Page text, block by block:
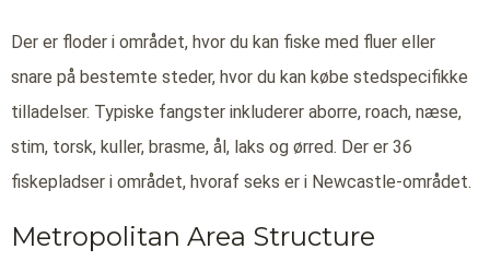
Der er floder i området, hvor du kan fiske med fluer eller
snare på bestemte steder, hvor du kan købe stedspecifikke
tilladelser. Typiske fangster inkluderer aborre, roach, næse,
stim, torsk, kuller, brasme, ål, laks og ørred. Der er 36
fiskepladser i området, hvoraf seks er i Newcastle-området.
Metropolitan Area Structure